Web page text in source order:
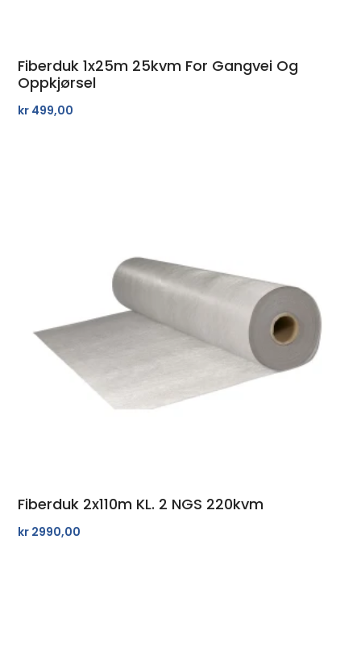
Fiberduk 1x25m 25kvm For Gangvei Og
Oppkjørsel
kr 499,00
Fiberduk 2x110m KL. 2 NGS 220kvm
kr 2990,00